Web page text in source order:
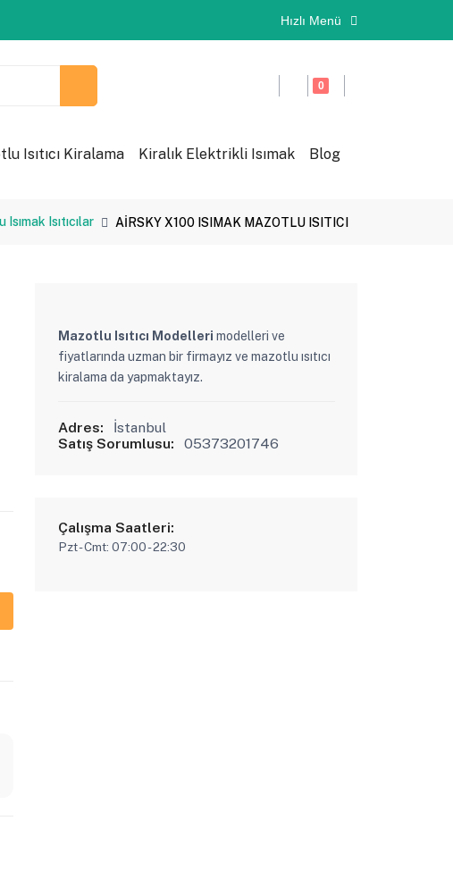
Hızlı Menü
0
Isıtıcı Kiralama Kiralık Elektrikli Isımak Blog
Isımak Isıtıcılar AİRSKY X100 ISIMAK MAZOTLU ISITICI
Mazotlu Isıtıcı Modelleri modelleri ve
fiyatlarında uzman bir firmayız ve mazotlu ısıtıcı
kiralama da yapmaktayız.
Adres:
İstanbul
Satış Sorumlusu:
05373201746
Çalışma Saatleri:
Pzt - Cmt: 07:00 - 22:30